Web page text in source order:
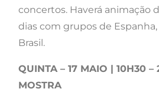
concertos. Haverá animação
dias com grupos de
Brasil.
QUINTA – 17 MAIO | 10H30 –
MOSTRA